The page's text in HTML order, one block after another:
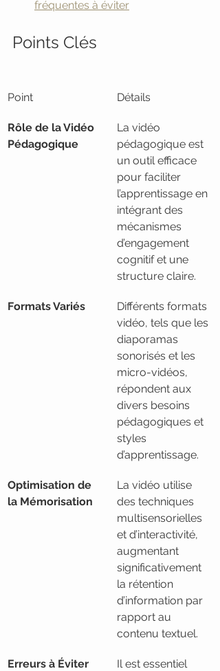
fréquentes à éviter
Points Clés
Point Détails
Rôle de la Vidéo
Pédagogique
La vidéo
pédagogique est
un outil efficace
pour faciliter
l’apprentissage en
intégrant des
mécanismes
d’engagement
cognitif et une
structure claire.
Formats Variés
Différents formats
vidéo, tels que les
diaporamas
sonorisés et les
micro-vidéos,
répondent aux
divers besoins
pédagogiques et
styles
d’apprentissage.
Optimisation de
la Mémorisation
La vidéo utilise
des techniques
multisensorielles
et d’interactivité,
augmentant
significativement
la rétention
d’information par
rapport au
contenu textuel.
Erreurs à Éviter
Il est essentiel